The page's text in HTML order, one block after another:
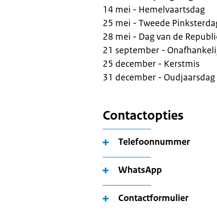
14 mei - Hemelvaartsdag
25 mei - Tweede
28 mei - Dag van de
21 september -
25 december - Kerstmis
31 december - Oudjaarsdag
Contactopties
Telefoonnummer
WhatsApp
Contactformulier